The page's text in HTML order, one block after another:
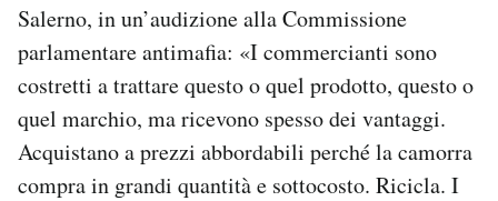
Salerno, in un’audizione alla Commissione
parlamentare antimafia: «I commercianti sono
costretti a trattare questo o quel prodotto, questo o
quel marchio, ma ricevono spesso dei vantaggi.
Acquistano a prezzi abbordabili perché la camorra
compra in grandi quantità e sottocosto. Ricicla. I